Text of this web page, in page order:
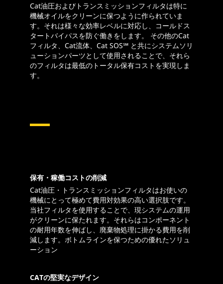
Cat油圧およびトランスミッションフィルタは特に
機械オイルをクリーンに保つように作られていま
す。それは様々な効率レベルに対応し、コールドス
タートバイパスを防ぐ働きをします。 その他のCat
フィルタ、Cat流体、Cat SOS℠ と共にシステムソリ
ューションパーツとして使用されることで、それら
のフィルタは最低のトータル保有コストを実現しま
す。
保有・稼働コストの削減
Cat油圧・トランスミッションフィルタはお使いの
機械にとって極めて費用対効果の高い選択肢です。
当社フィルタを使用することで、現システムの運用
がクリーンに保たれます。それらはコンポーネント
の耐用年数を伸ばし、廃棄物処理に掛かる費用を削
減します。ボトムラインを保つための優れたソリュ
ーション
CATの堅実なデザイン